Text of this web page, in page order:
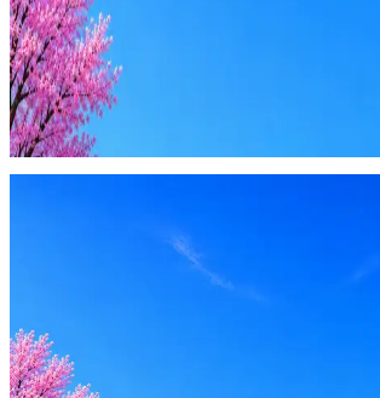
Будьте осторожны: если работодатель
Google, iCloud или Госуслуги, прислать код
запустить ПО или перевести деньги — это
Жмите Пожаловаться
Стратегия поиска с AI: рынки,